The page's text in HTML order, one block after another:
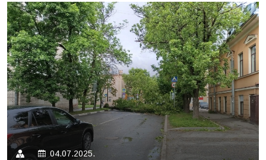
04.07.2025.